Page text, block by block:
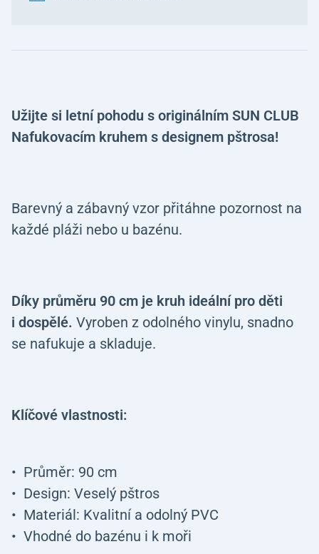
Užijte si letní pohodu s originálním SUN CLUB
Nafukovacím kruhem s designem pštrosa!
Barevný a zábavný vzor přitáhne pozornost na
každé pláži nebo u bazénu.
Díky průměru 90 cm je kruh ideální pro děti
i dospělé. Vyroben z odolného vinylu, snadno
se nafukuje a skladuje.
Klíčové vlastnosti:
Průměr: 90 cm
Design: Veselý pštros
Materiál: Kvalitní a odolný PVC
Vhodné do bazénu i k moři